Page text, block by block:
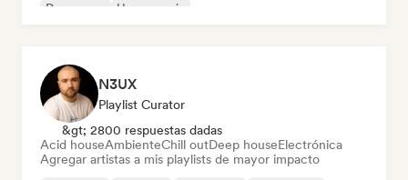
Dream pop House music
N3UX
Playlist Curator
&gt; 2800 respuestas dadas
Acid houseAmbienteChill outDeep houseElectrónica
Agregar artistas a mis playlists de mayor impacto